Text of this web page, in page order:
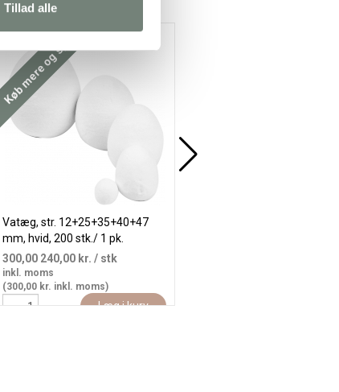
Tillad alle
Køb mere og spar
Vatæg, str. 12+25+35+40+47
mm, hvid, 200 stk./ 1 pk.
300,00 240,00 kr. / stk
inkl. moms
(300,00 kr. inkl. moms)
Læg i kurv